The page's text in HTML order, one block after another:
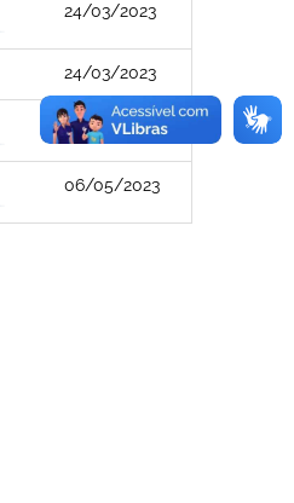
24/03/2023
24/03/2023
10/04/2023
06/05/2023